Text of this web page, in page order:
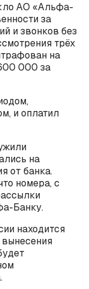
АО «Альфа-
за
и звонков без
трёх
на
000 за
и оплатил
на
от банка.
номера, с
Банку.
находится